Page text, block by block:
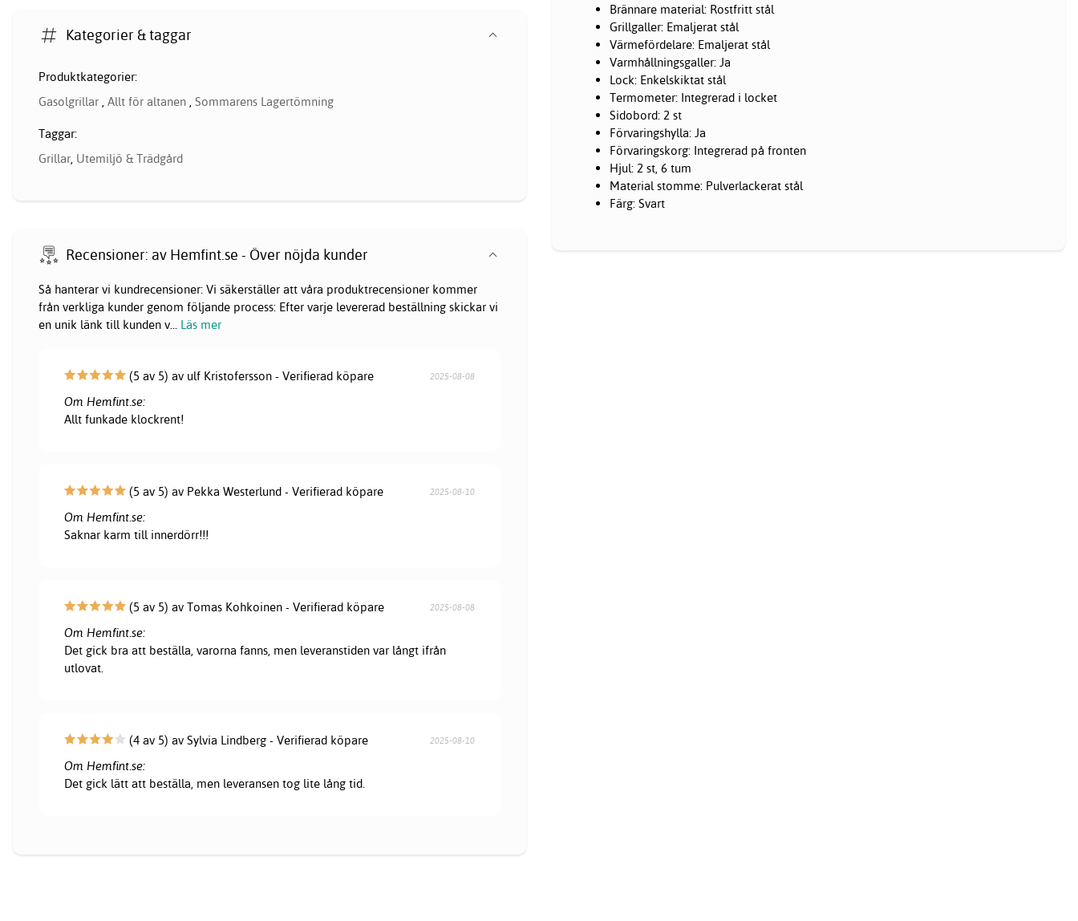
Brännare material: Rostfritt stål
Grillgaller: Emaljerat stål
Värmefördelare: Emaljerat stål
Varmhållningsgaller: Ja
Lock: Enkelskiktat stål
Termometer: Integrerad i locket
Sidobord: 2 st
Förvaringshylla: Ja
Förvaringskorg: Integrerad på fronten
Hjul: 2 st, 6 tum
Material stomme: Pulverlackerat stål
Färg: Svart
Kategorier & taggar
Produktkategorier:
Gasolgrillar , Allt för altanen , Sommarens Lagertömning
Taggar:
Grillar, Utemiljö & Trädgård
Recensioner: av Hemfint.se - Över nöjda kunder
Så hanterar vi kundrecensioner: Vi säkerställer att våra produktrecensioner kommer
från verkliga kunder genom följande process: Efter varje levererad beställning skickar vi
en unik länk till kunden v... Läs mer
(5 av 5) av ulf Kristofersson - Verifierad köpare 2025-08-08
Om Hemfint.se:
Allt funkade klockrent!
(5 av 5) av Pekka Westerlund - Verifierad köpare 2025-08-10
Om Hemfint.se:
Saknar karm till innerdörr!!!
(5 av 5) av Tomas Kohkoinen - Verifierad köpare 2025-08-08
Om Hemfint.se:
Det gick bra att beställa, varorna fanns, men leveranstiden var långt ifrån
utlovat.
(4 av 5) av Sylvia Lindberg - Verifierad köpare 2025-08-10
Om Hemfint.se:
Det gick lätt att beställa, men leveransen tog lite lång tid.